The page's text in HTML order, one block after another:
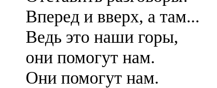
Вперед и вверх, а там...
Ведь это наши горы,
они помогут нам.
Они помогут нам.